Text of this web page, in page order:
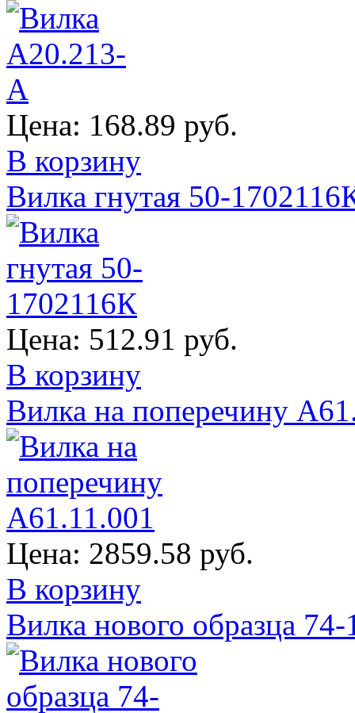
Цена: 168.89 руб.
В корзину
Вилка гнутая 50-
Цена: 512.91 руб.
В корзину
Вилка на поперечину
Цена: 2859.58 руб.
В корзину
Вилка нового образца